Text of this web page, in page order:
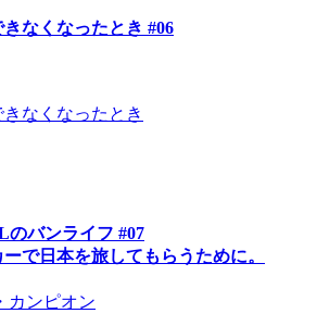
なくなったとき #06
なくなったとき
バンライフ #07
で日本を旅してもらうために。
カンピオン